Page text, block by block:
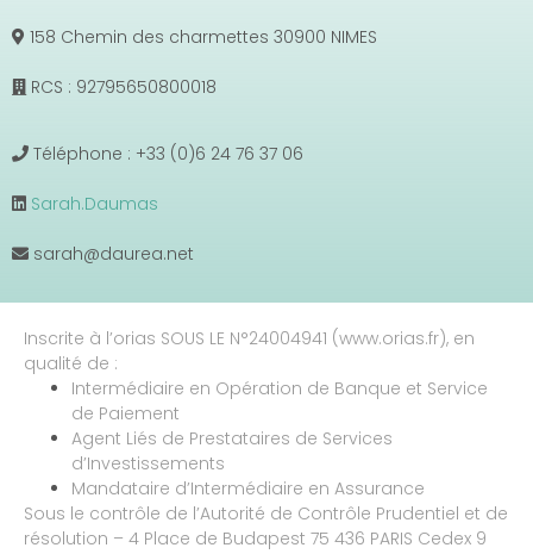
158 Chemin des charmettes 30900 NIMES
RCS : 92795650800018
Téléphone : +33 (0)6 24 76 37 06
Sarah.Daumas
sarah@daurea.net
Inscrite à l’orias SOUS LE N°24004941 (www.orias.fr), en
qualité de :
Intermédiaire en Opération de Banque et Service
de Paiement
Agent Liés de Prestataires de Services
d’Investissements
Mandataire d’Intermédiaire en Assurance
Sous le contrôle de l’Autorité de Contrôle Prudentiel et de
résolution – 4 Place de Budapest 75 436 PARIS Cedex 9